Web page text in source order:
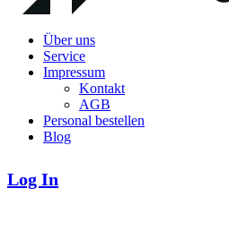
Über uns
Service
Impressum
Kontakt
AGB
Personal bestellen
Blog
Log In